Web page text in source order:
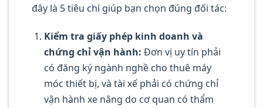
đây là 5 tiêu chí giúp bạn chọn đúng đối tác:
Kiểm tra giấy phép kinh doanh và
chứng chỉ vận hành: Đơn vị uy tín phải
có đăng ký ngành nghề cho thuê máy
móc thiết bị, và tài xế phải có chứng chỉ
vận hành xe nâng do cơ quan có thẩm